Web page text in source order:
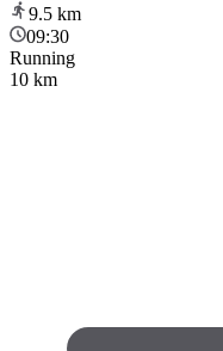
9.5 km
09:30
Running
10 km